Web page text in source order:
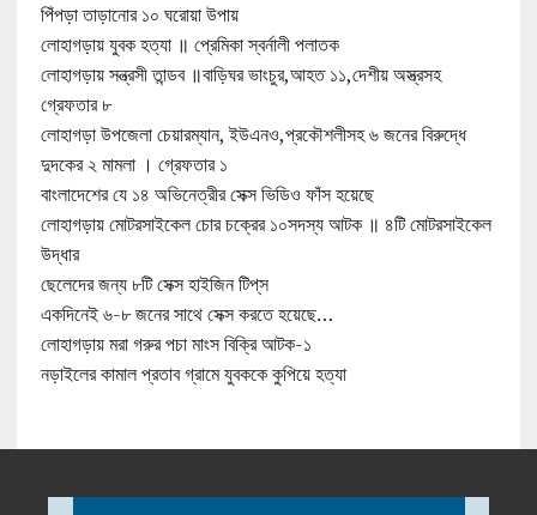
পিঁপড়া তাড়ানোর ১০ ঘরোয়া উপায়
লোহাগড়ায় যুবক হত্যা ॥ প্রেমিকা স্বর্নালী পলাতক
লোহাগড়ায় সন্ত্রসী তান্ডব ॥বাড়িঘর ভাংচুর,আহত ১১,দেশীয় অস্ত্রসহ
গ্রেফতার ৮
লোহাগড়া উপজেলা চেয়ারম্যান, ইউএনও,প্রকৌশলীসহ ৬ জনের বিরুদ্ধে
দুদকের ২ মামলা । গ্রেফতার ১
বাংলাদেশের যে ১৪ অভিনেত্রীর সেক্স ভিডিও ফাঁস হয়েছে
লোহাগড়ায় মোটরসাইকেল চোর চক্রের ১০সদস্য আটক ॥ ৪টি মোটরসাইকেল
উদ্ধার
ছেলেদের জন্য ৮টি সেক্স হাইজিন টিপ্‌স
একদিনেই ৬-৮ জনের সাথে সেক্স করতে হয়েছে…
লোহাগড়ায় মরা গরুর পচা মাংস বিক্রি আটক-১
নড়াইলের কামাল প্রতাব গ্রামে যুবককে কুপিয়ে হত্যা